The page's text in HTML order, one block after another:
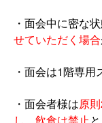
・面会中に密な
せていただく場合
・面会は1階専用
・面会者様は原
し、飲食は禁止